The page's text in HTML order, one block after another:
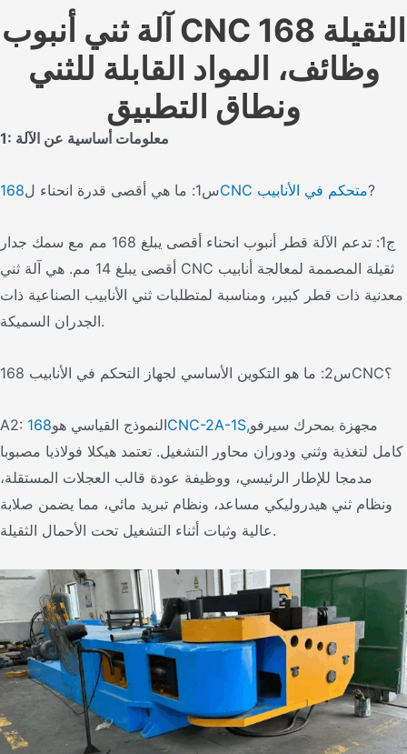
آلة ثني أنبوب CNC الثقيلة 168
وظائف، المواد القابلة للثني
ونطاق التطبيق
1: معلومات أساسية عن الآلة
س1: ما هي أقصى قدرة انحناء ل 168CNC متحكم في الأنابيب?
ج1: تدعم الآلة قطر أنبوب انحناء أقصى يبلغ 168 مم مع سمك جدار
أقصى يبلغ 14 مم. هي آلة ثني CNC ثقيلة المصممة لمعالجة أنابيب
معدنية ذات قطر كبير، ومناسبة لمتطلبات ثني الأنابيب الصناعية ذات
الجدران السميكة.
س2: ما هو التكوين الأساسي لجهاز التحكم في الأنابيب 168CNC؟
A2: النموذج القياسي هو168CNC-2A-1S,مجهزة بمحرك سيرفو
كامل لتغذية وثني ودوران محاور التشغيل. تعتمد هيكلا فولاذيا مصبوبا
مدمجا للإطار الرئيسي، ووظيفة عودة قالب العجلات المستقلة،
ونظام ثني هيدروليكي مساعد، ونظام تبريد مائي، مما يضمن صلابة
عالية وثبات أثناء التشغيل تحت الأحمال الثقيلة.